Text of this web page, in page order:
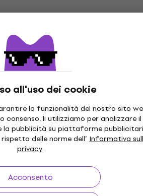
all'uso dei cookie
la funzionalità del nostro sito
consenso, li utilizziamo per analizzare il
pubblicità su piattaforme
delle norme dell’Informativa
privacy.
Acconsento
Angolo connettore